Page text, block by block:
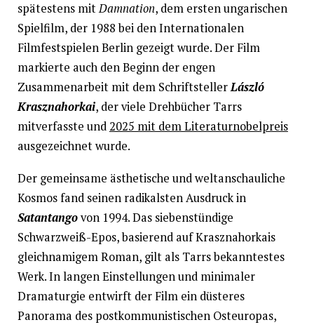
spätestens mitDamnation, dem ersten ungarischen
Spielfilm, der 1988 bei den Internationalen
Filmfestspielen Berlin gezeigt wurde. Der Film
markierte auch den Beginn der engen
Zusammenarbeit mit dem SchriftstellerLászló
Krasznahorkai, der viele Drehbücher Tarrs
mitverfasste und 2025 mit dem Literaturnobelpreis
ausgezeichnet wurde.
Der gemeinsame ästhetische und weltanschauliche
Kosmos fand seinen radikalsten Ausdruck in
Satantangovon 1994. Das siebenstündige
Schwarzweiß-Epos, basierend auf Krasznahorkais
gleichnamigem Roman, gilt als Tarrs bekanntestes
Werk. In langen Einstellungen und minimaler
Dramaturgie entwirft der Film ein düsteres
Panorama des postkommunistischen Osteuropas,